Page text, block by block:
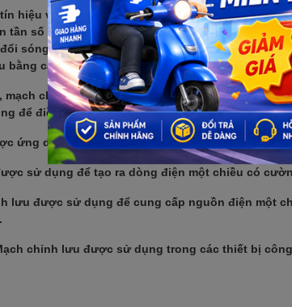
hiệu vô tuyến, mạch chỉnh lưu được sử dụng
tần số (FM). Tín hiệu vô tuyến thường được
sóng mang xoay chiều thành dòng điện một
bằng các linh kiện điện tử khác.
mạch chỉnh lưu được sử dụng để tạo ra xung điện
để điều khiển các thiết bị điện tử khác, chẳng
ứng dụng trong nhiều lĩnh vực khác, chẳng hạn
sử dụng để tạo ra dòng điện một chiều có
lưu được sử dụng để cung cấp nguồn điện một
chỉnh lưu được sử dụng trong các thiết bị